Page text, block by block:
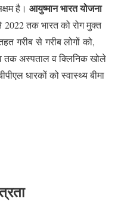
है। आयुष्मानभारत योजना
2022 तक भारत को रोग मुक्त
गरीब से गरीब लोगों को,
तक अस्पताल व क्लिनिक खोले
धारकों को स्वास्थ्य बीमा